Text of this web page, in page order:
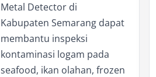
Metal Detector di
Kabupaten Semarang dapat
membantu inspeksi
kontaminasi logam pada
seafood, ikan olahan, frozen